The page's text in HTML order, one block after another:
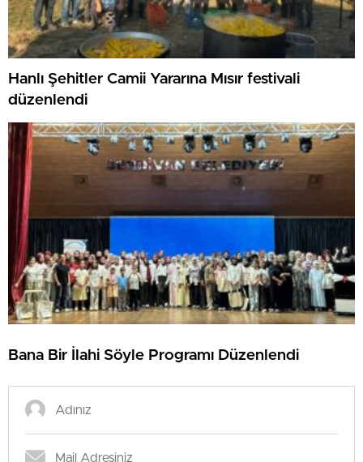
Hanlı Şehitler Camii Yararına Mısır festivali
düzenlendi
Bana Bir İlahi Söyle Programı Düzenlendi